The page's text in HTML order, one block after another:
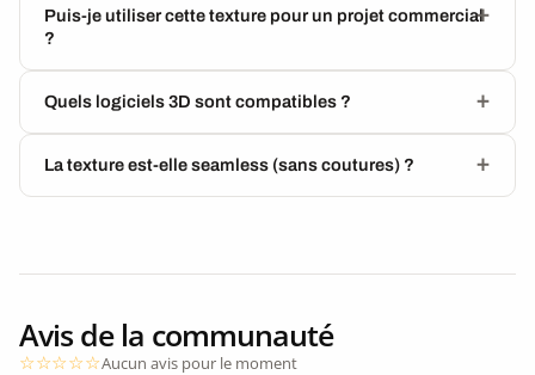
Puis-je utiliser cette texture pour un projet commercial
?
Quels logiciels 3D sont compatibles ?
La texture est-elle seamless (sans coutures) ?
Avis de la communauté
Aucun avis pour le moment